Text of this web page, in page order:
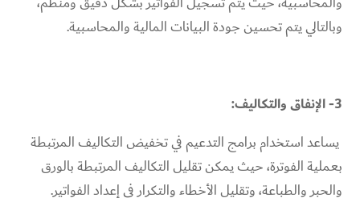
وبالتالي يتم تحسين جودة البيانات المالية والمحاسبية.
3- الإنفاق والتكاليف:
يساعد استخدام برامج التدعيم في تخفيض التكاليف المرتبطة
بعملية الفوترة، حيث يمكن تقليل التكاليف المرتبطة بالورق
والحبر والطباعة، وتقليل الأخطاء والتكرار في إعداد الفواتير.